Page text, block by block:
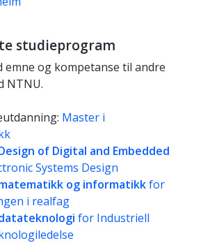
studieprogram
emne og kompetanse til andre
NTNU.
Master i
of Digital and Embedded
Systems Design
og informatikkfor
i realfag
for Industriell